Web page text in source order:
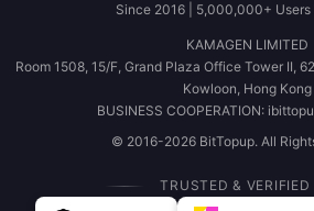
Since 2016 | 5,000,000+ Users
KAMAGEN LIMITED
Room 1508, 15/F, Grand Plaza Office Tower II,
Kowloon, Hong Kong
BUSINESS COOPERATION:
© 2016-2026 BitTopup. All
TRUSTED & VERIFIED